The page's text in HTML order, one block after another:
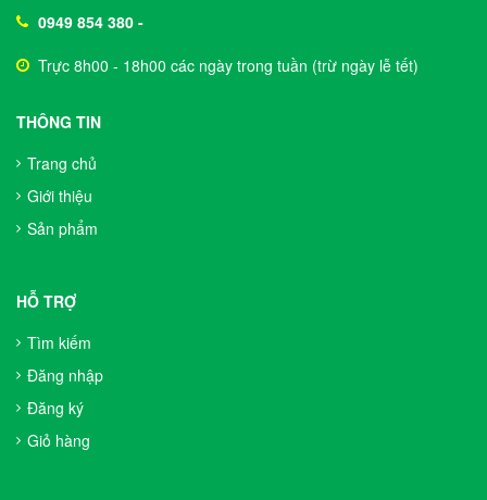
0949 854 380 -
Trực 8h00 - 18h00 các ngày trong tuần (trừ ngày lễ tết)
THÔNG TIN
Trang chủ
Giới thiệu
Sản phẩm
HỖ TRỢ
Tìm kiếm
Đăng nhập
Đăng ký
Giỏ hàng